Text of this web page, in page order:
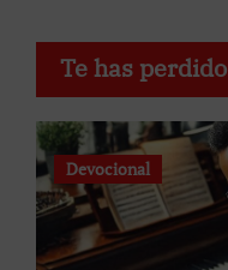
Te has perdido
Devocional